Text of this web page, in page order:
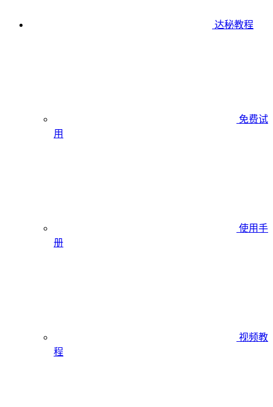
达秘教程
免费试
用
使用手
册
视频教
程